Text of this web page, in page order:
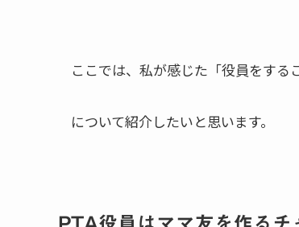
ここでは、私が感じた「役員をする
について紹介したいと思います。